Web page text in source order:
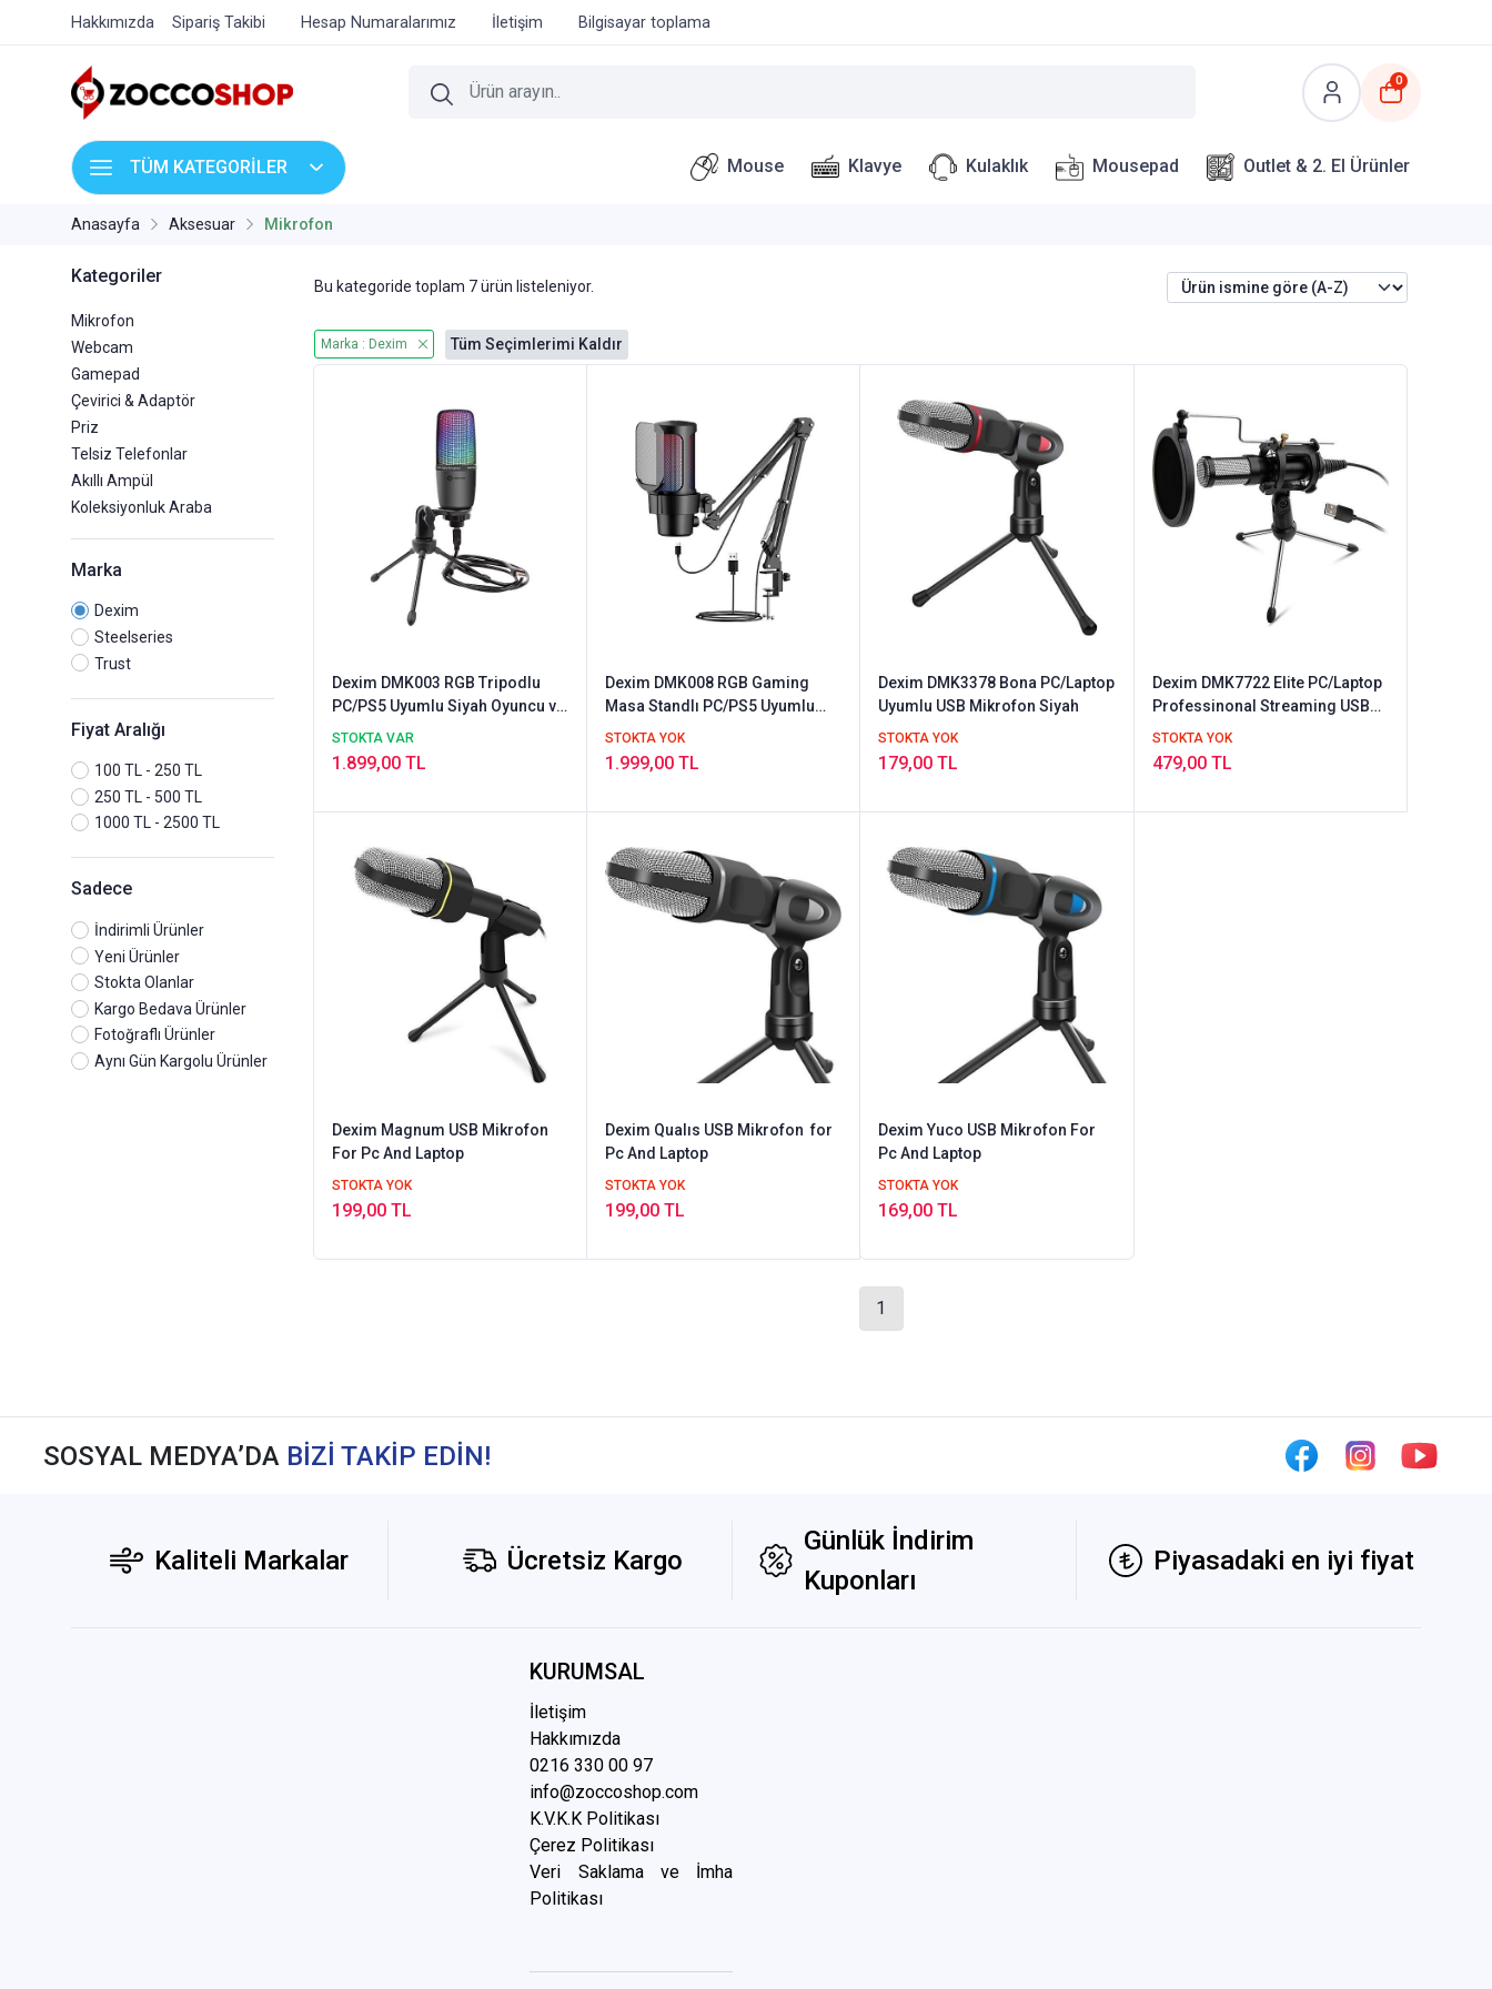
Hakkımızda Sipariş Takibi Hesap Numaralarımız İletişim Bilgisayar toplama
0
TÜM KATEGORİLER Mouse Klavye Kulaklık Mousepad Outlet & 2. El Ürünler
Anasayfa Aksesuar Mikrofon
Kategoriler
Mikrofon
Webcam
Gamepad
Çevirici & Adaptör
Priz
Telsiz Telefonlar
Akıllı Ampül
Koleksiyonluk Araba
Marka
Dexim
Steelseries
Trust
Fiyat Aralığı
100 TL - 250 TL
250 TL - 500 TL
1000 TL - 2500 TL
Sadece
İndirimli Ürünler
Yeni Ürünler
Stokta Olanlar
Kargo Bedava Ürünler
Fotoğraflı Ürünler
Aynı Gün Kargolu Ürünler
Bu kategoride toplam 7ürün listeleniyor.
Marka : Dexim Tüm Seçimlerimi Kaldır
Dexim DMK003 RGB Tripodlu
PC/PS5 Uyumlu Siyah Oyuncu ve
Yayıncı Mikrofonu
STOKTA VAR
1.899,00 TL
Dexim DMK008 RGB Gaming
Masa Standlı PC/PS5 Uyumlu
Siyah Profesyonel Oyuncu ve
Yayıncı Mikrofonu
STOKTA YOK
1.999,00 TL
Dexim DMK3378 Bona PC/Laptop
Uyumlu USB Mikrofon Siyah
STOKTA YOK
179,00 TL
Dexim DMK7722 Elite PC/Laptop
Professinonal Streaming USB
Mikrofon Siyah
STOKTA YOK
479,00 TL
Dexim Magnum USB Mikrofon
For Pc And Laptop
STOKTA YOK
199,00 TL
Dexim Qualıs USB Mikrofon for
Pc And Laptop
STOKTA YOK
199,00 TL
Dexim Yuco USB Mikrofon For
Pc And Laptop
STOKTA YOK
169,00 TL
1
SOSYAL MEDYA’DA BİZİ TAKİP EDİN!
Kaliteli Markalar Ücretsiz Kargo
Günlük İndirim
Kuponları
Piyasadaki en iyi fiyat
KURUMSAL
İletişim
Hakkımızda
0216 330 00 97
info@zoccoshop.com
K.V.K.K Politikası
Çerez Politikası
Veri Saklama ve İmha
Politikası